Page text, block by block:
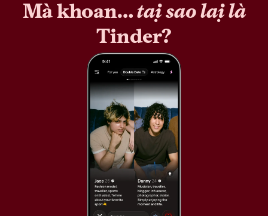
Mà khoan…tại sao lại là
Tinder?